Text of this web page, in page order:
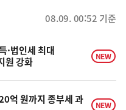
08.09. 00:52 기준
·법인세 최대
원 강화
NEW
억 원까지 종부세 과
NEW